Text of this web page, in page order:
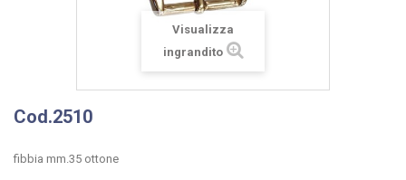
Visualizza
ingrandito
Cod.2510
fibbia mm.35 ottone